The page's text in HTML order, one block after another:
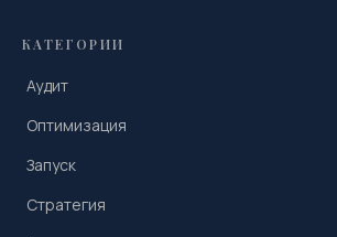
КАТЕГОРИИ
Аудит
Оптимизация
Запуск
Стратегия